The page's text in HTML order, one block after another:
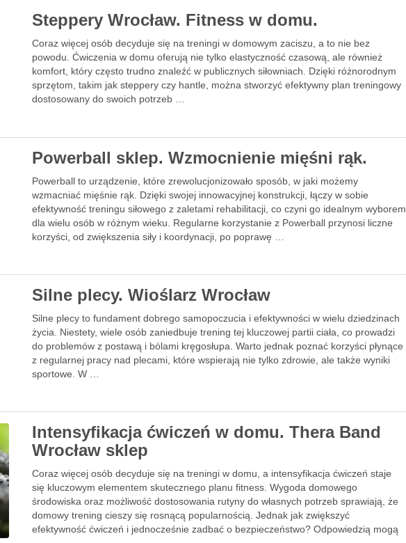
Steppery Wrocław. Fitness w domu.
Coraz więcej osób decyduje się na treningi w domowym zaciszu, a to nie bez
powodu. Ćwiczenia w domu oferują nie tylko elastyczność czasową, ale również
komfort, który często trudno znaleźć w publicznych siłowniach. Dzięki różnorodnym
sprzętom, takim jak steppery czy hantle, można stworzyć efektywny plan treningowy
dostosowany do swoich potrzeb …
Powerball sklep. Wzmocnienie mięśni rąk.
Powerball to urządzenie, które zrewolucjonizowało sposób, w jaki możemy
wzmacniać mięśnie rąk. Dzięki swojej innowacyjnej konstrukcji, łączy w sobie
efektywność treningu siłowego z zaletami rehabilitacji, co czyni go idealnym wyborem
dla wielu osób w różnym wieku. Regularne korzystanie z Powerball przynosi liczne
korzyści, od zwiększenia siły i koordynacji, po poprawę …
Silne plecy. Wioślarz Wrocław
Silne plecy to fundament dobrego samopoczucia i efektywności w wielu dziedzinach
życia. Niestety, wiele osób zaniedbuje trening tej kluczowej partii ciała, co prowadzi
do problemów z postawą i bólami kręgosłupa. Warto jednak poznać korzyści płynące
z regularnej pracy nad plecami, które wspierają nie tylko zdrowie, ale także wyniki
sportowe. W …
Intensyfikacja ćwiczeń w domu. Thera Band
Wrocław sklep
Coraz więcej osób decyduje się na treningi w domu, a intensyfikacja ćwiczeń staje
się kluczowym elementem skutecznego planu fitness. Wygoda domowego
środowiska oraz możliwość dostosowania rutyny do własnych potrzeb sprawiają, że
domowy trening cieszy się rosnącą popularnością. Jednak jak zwiększyć
efektywność ćwiczeń i jednocześnie zadbać o bezpieczeństwo? Odpowiedzią mogą